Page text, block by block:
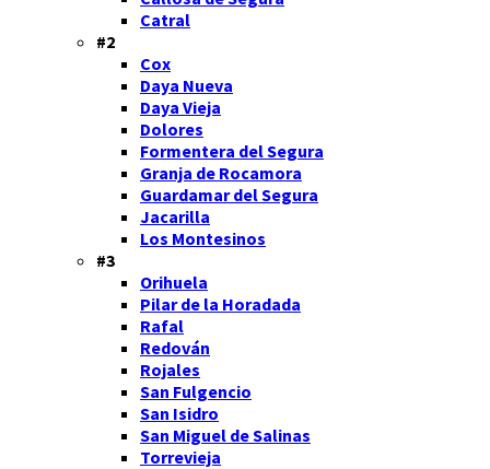
Catral
#2
Cox
Daya Nueva
Daya Vieja
Dolores
Formentera del Segura
Granja de Rocamora
Guardamar del Segura
Jacarilla
Los Montesinos
#3
Orihuela
Pilar de la Horadada
Rafal
Redován
Rojales
San Fulgencio
San Isidro
San Miguel de Salinas
Torrevieja